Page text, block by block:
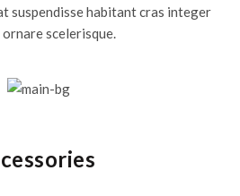
suspendisse habitant cras integer
scelerisque.